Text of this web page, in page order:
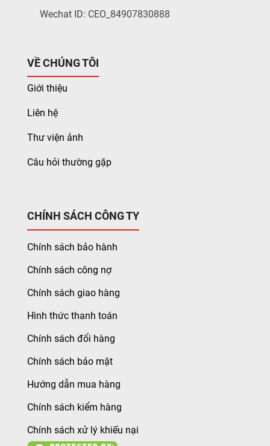
Wechat ID: CEO_84907830888
VỀ CHÚNG TÔI
Giới thiệu
Liên hệ
Thư viện ảnh
Câu hỏi thường gặp
CHÍNH SÁCH CÔNG TY
Chính sách bảo hành
Chính sách công nợ
Chính sách giao hàng
Hình thức thanh toán
Chính sách đổi hàng
Chính sách bảo mật
Hướng dẫn mua hàng
Chính sách kiểm hàng
Chính sách xử lý khiếu nại